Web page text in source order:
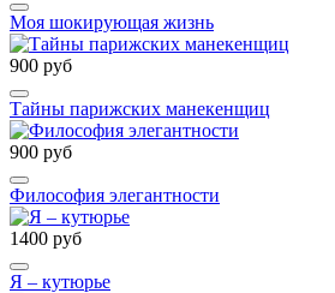
Моя шокирующая жизнь
900 руб
Тайны парижских манекенщиц
900 руб
Философия элегантности
1400 руб
Я – кутюрье